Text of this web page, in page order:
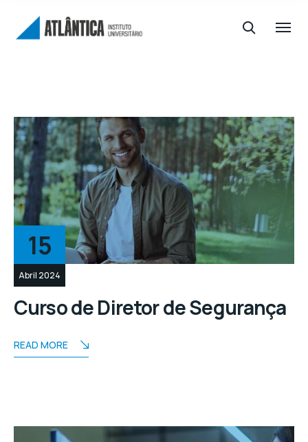
15
Abril 2024
Curso de Diretor de Segurança
READ MORE